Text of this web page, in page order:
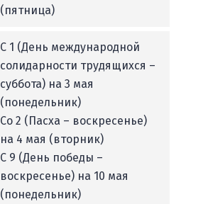
(пятница)
С 1 (День международной
солидарности трудящихся –
суббота) на 3 мая
(понедельник)
Со 2 (Пасха – воскресенье)
на 4 мая (вторник)
С 9 (День победы –
воскресенье) на 10 мая
(понедельник)